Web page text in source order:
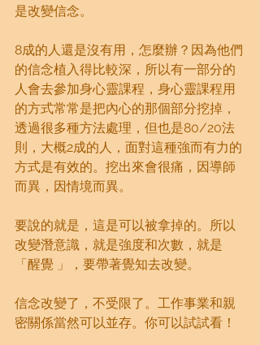
是改變信念。
8成的人還是沒有用，怎麼辦？因為他們
的信念植入得比較深，所以有一部分的
人會去參加身心靈課程，身心靈課程用
的方式常常是把內心的那個部分挖掉，
透過很多種方法處理，但也是80/20法
則，大概2成的人，面對這種強而有力的
方式是有效的。挖出來會很痛，因導師
而異，因情境而異。
要說的就是，這是可以被拿掉的。所以
改變潛意識，就是強度和次數，就是
「醒覺 」，要帶著覺知去改變。
信念改變了，不受限了。工作事業和親
密關係當然可以並存。你可以試試看！